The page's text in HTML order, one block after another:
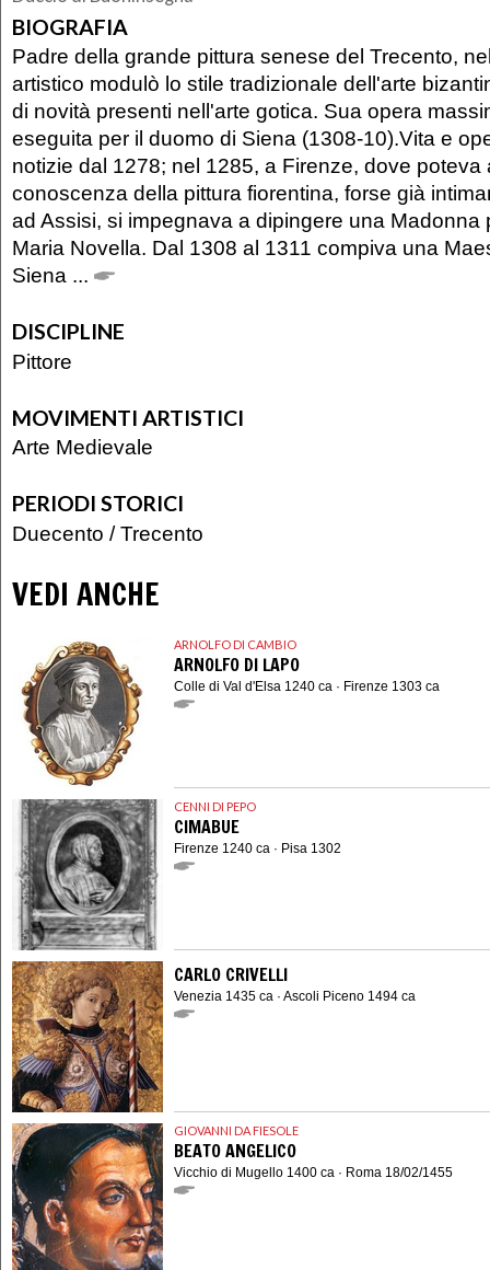
BIOGRAFIA
Padre della grande pittura senese del Trecento,
artistico modulò lo stile tradizionale dell'arte
di novità presenti nell'arte gotica. Sua opera
eseguita per il duomo di Siena (1308-10).Vita e
notizie dal 1278; nel 1285, a Firenze, dove poteva
conoscenza della pittura fiorentina, forse già
ad Assisi, si impegnava a dipingere una Madonna
Maria Novella. Dal 1308 al 1311 compiva una
Siena ...
DISCIPLINE
Pittore
MOVIMENTI ARTISTICI
Arte Medievale
PERIODI STORICI
Duecento /Trecento
VEDI ANCHE
ARNOLFO DI CAMBIO
ARNOLFO DI LAPO
Colle di Val d'Elsa 1240 ca · Firenze 1303 ca
CENNI DI PEPO
CIMABUE
Firenze 1240 ca · Pisa 1302
CARLO CRIVELLI
Venezia 1435 ca · Ascoli Piceno 1494 ca
GIOVANNI DA FIESOLE
BEATO ANGELICO
Vicchio di Mugello 1400 ca · Roma 18/02/1455